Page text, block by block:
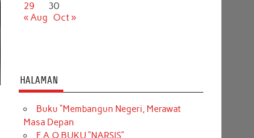
29
30
« Aug
Oct »
HALAMAN
Buku “Membangun Negeri, Merawat
Masa Depan
F.A.Q BUKU “NARSIS”